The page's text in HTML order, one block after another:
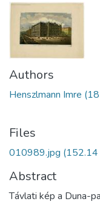
Authors
Henszlmann Imre
Files
010989.jpg (152.14
Abstract
Távlati kép a Duna-